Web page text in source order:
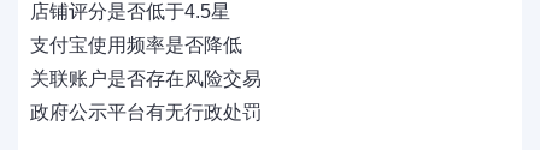
店铺评分是否低于4.5星
支付宝使用频率是否降低
关联账户是否存在风险交易
政府公示平台有无行政处罚